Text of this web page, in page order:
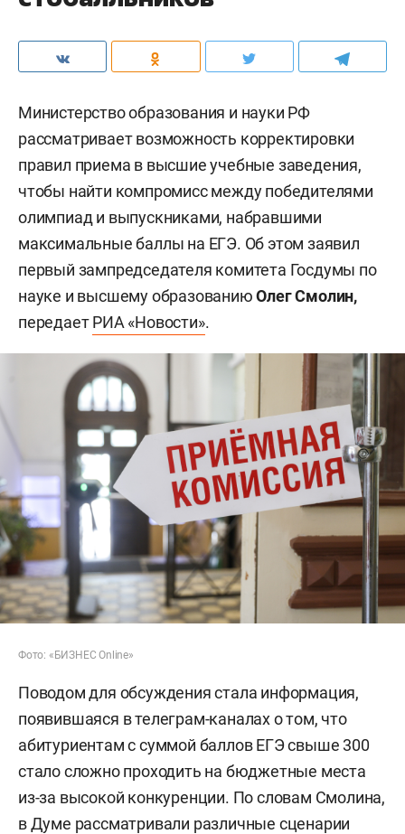
Министерство образования и науки РФ
рассматривает возможность корректировки
правил приема в высшие учебные заведения,
чтобы найти компромисс между победителями
олимпиад и выпускниками, набравшими
максимальные баллы на ЕГЭ. Об этом заявил
первый зампредседателя комитета Госдумы по
науке и высшему образованиюОлег Смолин,
передаетРИА «Новости».
Фото: «БИЗНЕС Online»
Поводом для обсуждения стала информация,
появившаяся в телеграм-каналах о том, что
абитуриентам с суммой баллов ЕГЭ свыше 300
стало сложно проходить на бюджетные места
из-за высокой конкуренции. По словам Смолина,
в Думе рассматривали различные сценарии